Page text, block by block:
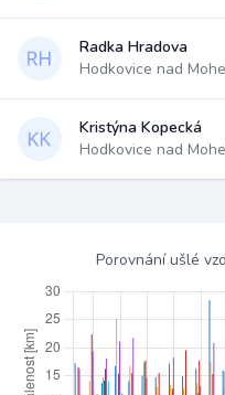
Radka Hradova
Hodkovice nad
Kristýna Kopecká
Hodkovice nad
Porovnání ušlé